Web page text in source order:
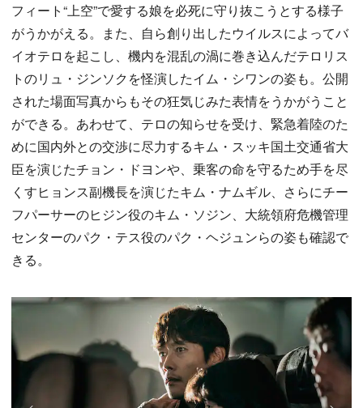
フィート“上空”で愛する娘を必死に守り抜こうとする様子
がうかがえる。また、自ら創り出したウイルスによってバ
イオテロを起こし、機内を混乱の渦に巻き込んだテロリス
トのリュ・ジンソクを怪演したイム・シワンの姿も。公開
された場面写真からもその狂気じみた表情をうかがうこと
ができる。あわせて、テロの知らせを受け、緊急着陸のた
めに国内外との交渉に尽力するキム・スッキ国土交通省大
臣を演じたチョン・ドヨンや、乗客の命を守るため手を尽
くすヒョンス副機長を演じたキム・ナムギル、さらにチー
フパーサーのヒジン役のキム・ソジン、大統領府危機管理
センターのパク・テス役のパク・ヘジュンらの姿も確認で
きる。